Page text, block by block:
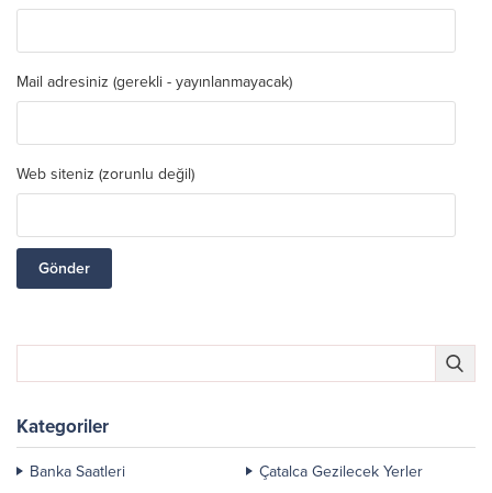
Mail adresiniz (gerekli - yayınlanmayacak)
Web siteniz (zorunlu değil)
Kategoriler
Banka Saatleri
Çatalca Gezilecek Yerler